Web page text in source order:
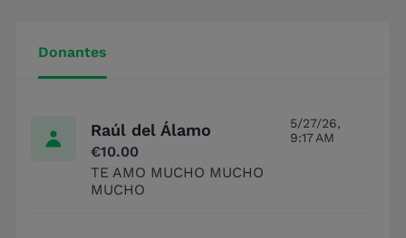
Donantes
Raúl del Álamo
€10.00
TE AMO MUCHO MUCHO
MUCHO
5/27/26,
9:17 AM